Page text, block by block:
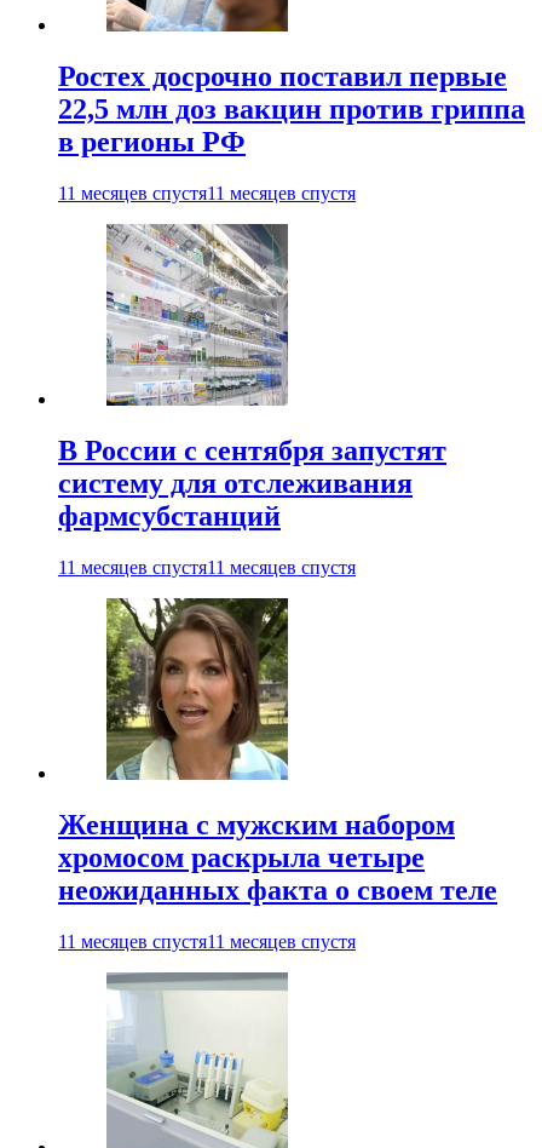
Ростех досрочно поставил первые
22,5 млн доз вакцин против гриппа
в регионы РФ
11 месяцев спустя11 месяцев спустя
В России с сентября запустят
систему для отслеживания
фармсубстанций
11 месяцев спустя11 месяцев спустя
Женщина с мужским набором
хромосом раскрыла четыре
неожиданных факта о своем теле
11 месяцев спустя11 месяцев спустя